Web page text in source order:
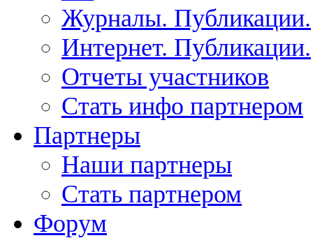
Журналы. Публикации.
Интернет. Публикации.
Отчеты участников
Стать инфо партнером
Партнеры
Наши партнеры
Стать партнером
Форум